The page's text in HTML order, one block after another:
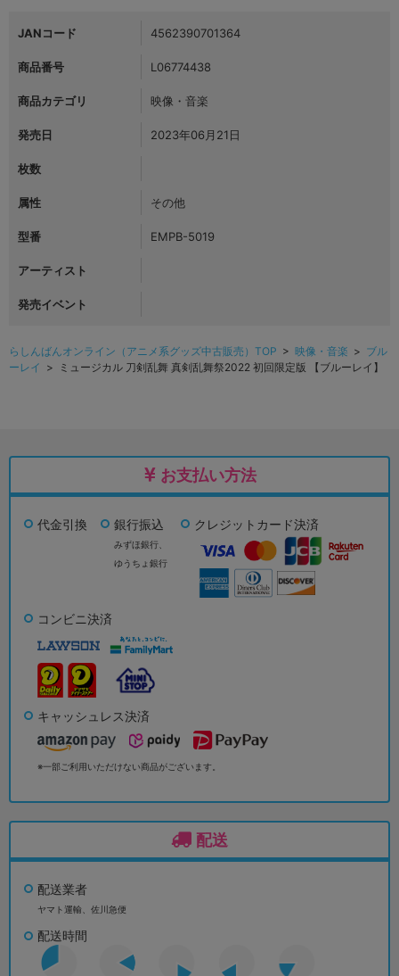
JANコード 4562390701364
商品番号 L06774438
商品カテゴリ 映像・音楽
発売日 2023年06月21日
枚数
属性 その他
型番 EMPB-5019
アーティスト
発売イベント
らしんばんオンライン（アニメ系グッズ中古販売）TOP > 映像・音楽 > ブル
ーレイ > ミュージカル 刀剣乱舞 真剣乱舞祭2022 初回限定版 【ブルーレイ】
お支払い方法
代金引換 銀行振込
みずほ銀行、
ゆうちょ銀行
クレジットカード決済
コンビニ決済
キャッシュレス決済
※一部ご利用いただけない商品がございます。
配送
配送業者
ヤマト運輸、佐川急便
配送時間